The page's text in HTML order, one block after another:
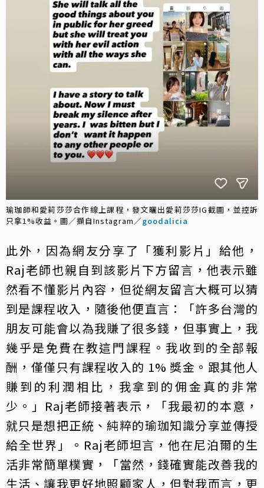
瑜珈師和愛莉莎莎合作線上課程，發文曬出愛莉莎莎IG截圖，並控訴
只拿1%收益。圖／擷自Instagram／goodalicia
此外，因為網友分享了「獲利影片」給他，
Raj老師也親自到該影片下方留言，他表示雖
然看不懂影片內容，但從網友留言大概可以猜
到是課程收入，隨後他便直言：「許多台灣的
朋友可能會以為我賺了很多錢，但事實上，我
幾乎是免費在教這門課程。我收到的全部報
酬，僅僅只有課程收入的 1% 獎金。跟其他人
賺到的利潤相比，我拿到的佣金真的非常
少。」Raj老師接著表示，「我最初的本意，
就只是想把正統、純粹的瑜珈知識分享並傳授
給全世界」。Raj老師坦言，他在尼泊爾的生
活非常簡單樸實，「當然，錢確實能改善我的
生活、讓我更好地照顧家人，但對我而言，更